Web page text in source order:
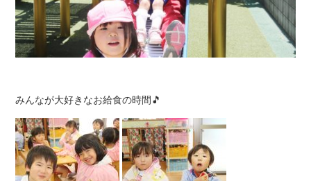
みんなが大好きなお給食の時間🎵